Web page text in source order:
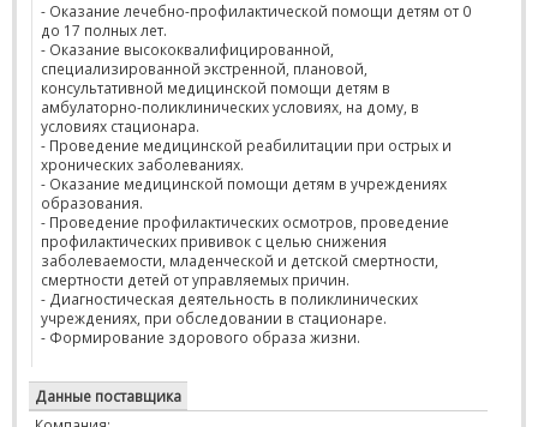
- Оказание лечебно-профилактической помощи детям от 0
до 17 полных лет.
- Оказание высококвалифицированной,
специализированной экстренной, плановой,
консультативной медицинской помощи детям в
амбулаторно-поликлинических условиях, на дому, в
условиях стационара.
- Проведение медицинской реабилитации при острых и
хронических заболеваниях.
- Оказание медицинской помощи детям в учреждениях
образования.
- Проведение профилактических осмотров, проведение
профилактических прививок с целью снижения
заболеваемости, младенческой и детской смертности,
смертности детей от управляемых причин.
- Диагностическая деятельность в поликлинических
учреждениях, при обследовании в стационаре.
- Формирование здорового образа жизни.
Данные поставщика